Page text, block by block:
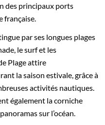
des principaux ports
française.
par ses longues plages
le surf et les
Plage attire
la saison estivale, grâce à
activités nautiques.
également la corniche
sur l’océan.